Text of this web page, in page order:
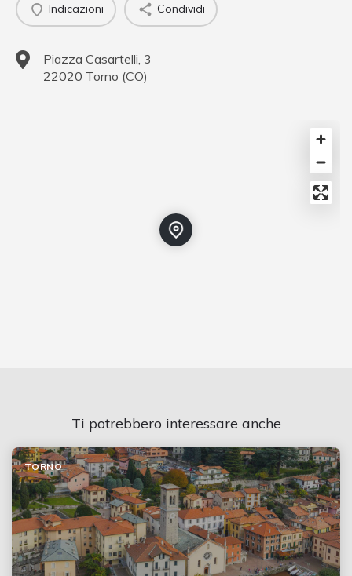
Indicazioni Condividi
Piazza Casartelli, 3
22020 Torno (CO)
Ti potrebbero interessare anche
TORNO